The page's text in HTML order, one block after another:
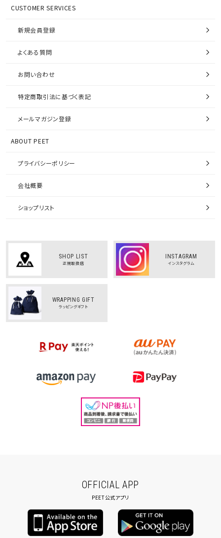
CUSTOMER SERVICES
新規会員登録
よくある質問
お問い合わせ
特定商取引法に基づく表記
メールマガジン登録
ABOUT PEET
プライバシーポリシー
会社概要
ショップリスト
SHOP LIST
正規取扱店
INSTAGRAM
インスタグラム
WRAPPING GIFT
ラッピングギフト
OFFICIAL APP
PEET公式アプリ